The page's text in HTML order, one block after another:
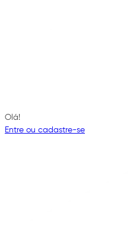
Olá!
Entre ou cadastre-se